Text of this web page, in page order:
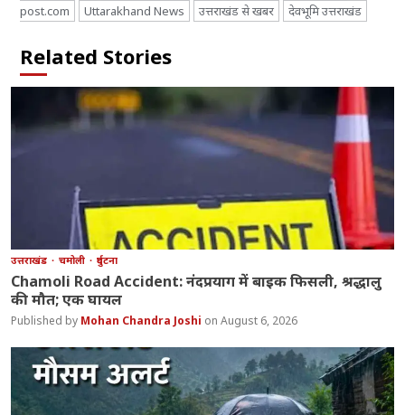
post.com
Uttarakhand News उत्तराखंड से खबर देवभूमि उत्तराखंड
Related Stories
उत्तराखंड चमोली दुर्घटना
Chamoli Road Accident: नंदप्रयाग में बाइक फिसली, श्रद्धालु
की मौत; एक घायल
Mohan Chandra Joshi August 6, 2026